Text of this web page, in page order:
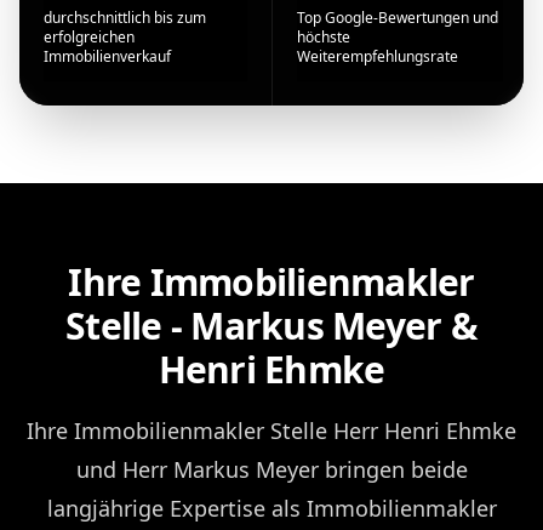
durchschnittlich bis zum
erfolgreichen
Immobilienverkauf
Top Google-Bewertungen und
höchste
Weiterempfehlungsrate
Ihre Immobilienmakler
Stelle - Markus Meyer &
Henri Ehmke
Ihre Immobilienmakler Stelle Herr Henri Ehmke
und Herr Markus Meyer bringen beide
langjährige Expertise als Immobilienmakler